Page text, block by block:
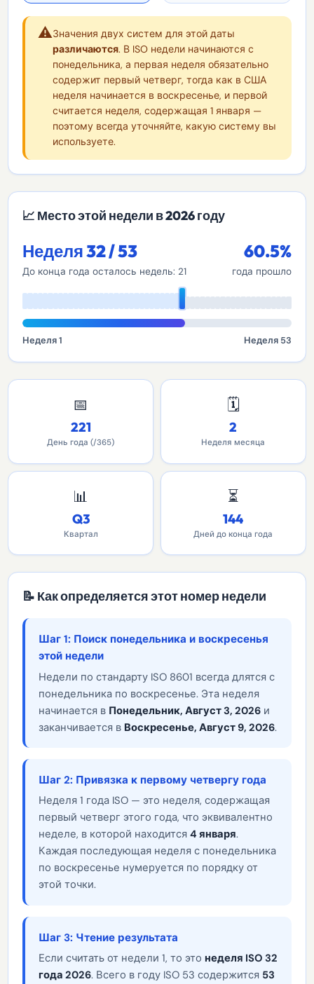
⚠️Значения двух систем для этой даты
различаются. В ISO недели начинаются с
понедельника, а первая неделя обязательно
содержит первый четверг, тогда как в США
неделя начинается в воскресенье, и первой
считается неделя, содержащая 1 января —
поэтому всегда уточняйте, какую систему вы
используете.
📈 Место этой недели в 2026 году
Неделя 32 / 53
До конца года осталось недель: 21
60.5%
года прошло
Неделя 1 Неделя 53
📅
221
День года (/365)
🗓️
2
Неделя месяца
📊
Q3
Квартал
⏳
144
Дней до конца года
📝 Как определяется этот номер недели
Шаг 1: Поиск понедельника и воскресенья
этой недели
Недели по стандарту ISO 8601 всегда длятся с
понедельника по воскресенье. Эта неделя
начинается в Понедельник, Август 3, 2026 и
заканчивается в Воскресенье, Август 9, 2026.
Шаг 2: Привязка к первому четвергу года
Неделя 1 года ISO — это неделя, содержащая
первый четверг этого года, что эквивалентно
неделе, в которой находится4 января.
Каждая последующая неделя с понедельника
по воскресенье нумеруется по порядку от
этой точки.
Шаг 3: Чтение результата
Если считать от недели 1, то этонеделя ISO 32
года 2026. Всего в году ISO 53 содержится 53